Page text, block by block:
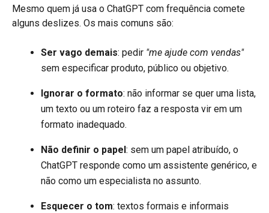
Mesmo quem já usa o ChatGPT com frequência comete
alguns deslizes. Os mais comuns são:
Ser vago demais: pedir "me ajude com vendas"
sem especificar produto, público ou objetivo.
Ignorar o formato: não informar se quer uma lista,
um texto ou um roteiro faz a resposta vir em um
formato inadequado.
Não definir o papel: sem um papel atribuído, o
ChatGPT responde como um assistente genérico, e
não como um especialista no assunto.
Esquecer o tom: textos formais e informais